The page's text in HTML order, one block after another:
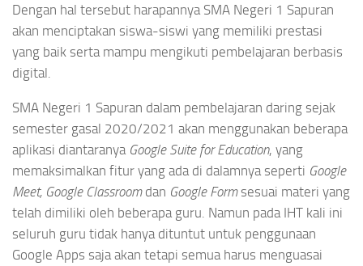
Dengan hal tersebut harapannya SMA Negeri 1 Sapuran
akan menciptakan siswa-siswi yang memiliki prestasi
yang baik serta mampu mengikuti pembelajaran berbasis
digital.
SMA Negeri 1 Sapuran dalam pembelajaran daring sejak
semester gasal 2020/2021 akan menggunakan beberapa
aplikasi diantaranya Google Suite for Education, yang
memaksimalkan fitur yang ada di dalamnya seperti Google
Meet, Google Classroom dan Google Formsesuai materi yang
telah dimiliki oleh beberapa guru. Namun pada IHT kali ini
seluruh guru tidak hanya dituntut untuk penggunaan
Google Apps saja akan tetapi semua harus menguasai